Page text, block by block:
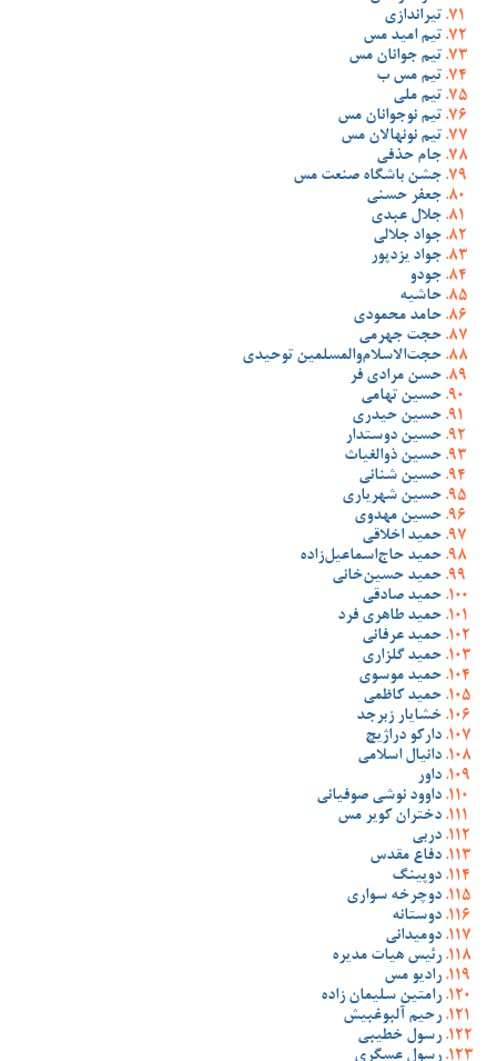
تیراندازی
تیم امید مس
تیم جوانان مس
تیم مس ب
تیم ملی
تیم نوجوانان مس
تیم نونهالان مس
جام حذفی
جشن باشگاه صنعت مس
جعفر حسنی
جلال عبدی
جواد جلالی
جواد یزدپور
جودو
حاشیه
حامد محمودی
حجت جهرمی
حجت‌الاسلام‌والمسلمین توحیدی
حسن مرادی فر
حسین تهامی
حسین حیدری
حسین دوستدار
حسین ذوالغیاث
حسین شنانی
حسین شهریاری
حسین مهدوی
حمید اخلاقی
حمید حاج‌اسماعیل‌زاده
حمید حسین‌خانی
حمید صادقی
حمید طاهری فرد
حمید عرفانی
حمید گلزاری
حمید موسوی
حمید کاظمی
خشایار زبرجد
دارکو دراژیچ
دانیال اسلامی
داور
داوود نوشی صوفیانی
دختران کویر مس
دربی
دفاع مقدس
دوپینگ
دوچرخه سواری
دوستانه
دومیدانی
رئیس هیات مدیره
رادیو مس
رامتین سلیمان زاده
رحیم آلبوغبیش
رسول خطیبی
رسول عسگری